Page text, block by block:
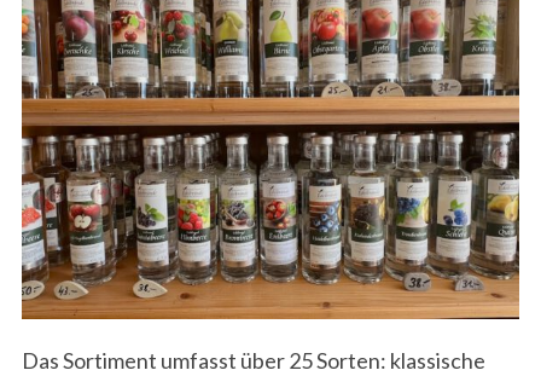
Das Sortiment umfasst über 25 Sorten: klassische